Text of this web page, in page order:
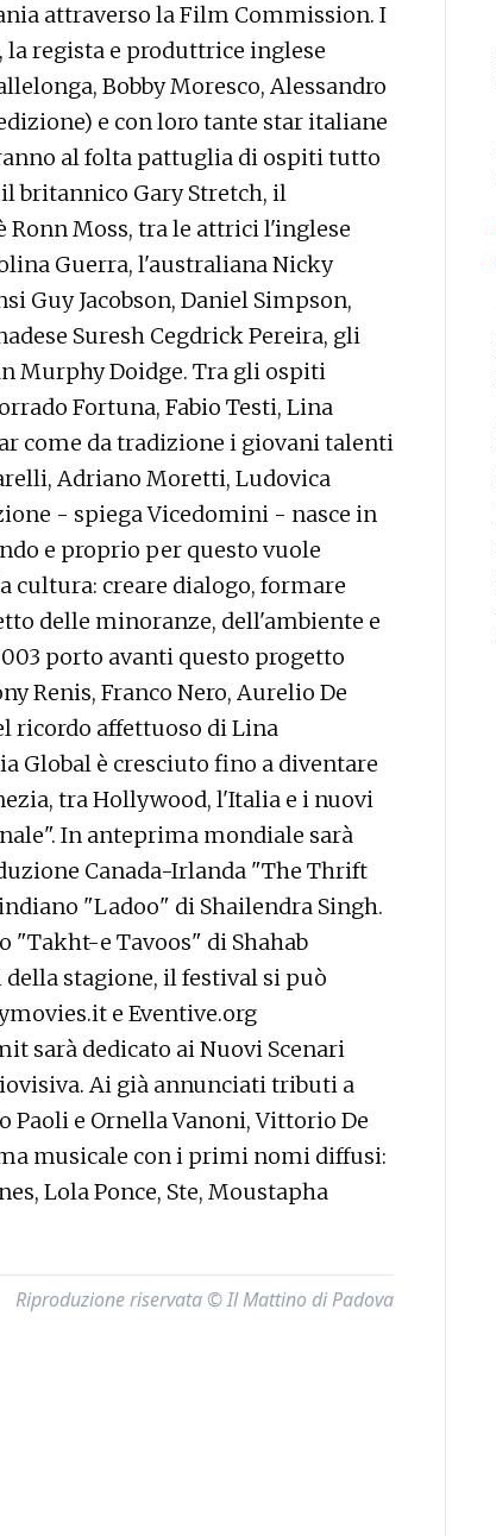
attraverso la Film Commission. I
la regista e produttrice inglese
Bobby Moresco, Alessandro
e con loro tante star italiane
al folta pattuglia di ospiti tutto
britannico Gary Stretch, il
Ronn Moss, tra le attrici l'inglese
Guerra, l'australiana Nicky
Guy Jacobson, Daniel Simpson,
Suresh Cegdrick Pereira, gli
Murphy Doidge. Tra gli ospiti
Fortuna, Fabio Testi, Lina
come da tradizione i giovani talenti
Adriano Moretti, Ludovica
- spiega Vicedomini - nasce in
e proprio per questo vuole
cultura: creare dialogo, formare
delle minoranze, dell'ambiente e
porto avanti questo progetto
Renis, Franco Nero, Aurelio De
ricordo affettuoso di Lina
Global è cresciuto fino a diventare
tra Hollywood, l'Italia e i nuovi
In anteprima mondiale sarà
Canada-Irlanda "The Thrift
"Ladoo" di Shailendra Singh.
"Takht-e Tavoos" di Shahab
stagione, il festival si può
e Eventive.org
sarà dedicato ai Nuovi Scenari
Ai già annunciati tributi a
Paoli e Ornella Vanoni, Vittorio De
musicale con i primi nomi diffusi:
Lola Ponce, Ste, Moustapha
Riproduzione riservata © Il Mattino di Padova